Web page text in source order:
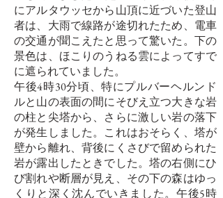
にアルタウッセから山頂に近づいた登山
者は、大雨で線路が途切れたため、電車
の交通が聞こえたと思って驚いた。下の
景色は、ほこりのうねる雲によってすで
に遮られていました。
午後4時30分頃、特にプルバーヘルンド
ルと山の表面の間にそびえ立つ大きな岩
の柱と尖塔から、さらに激しい岩の落下
が発生しました。これはおそらく、塔が
壁から離れ、背後にくさびで留められた
岩が露出したときでした。塔の右側にひ
び割れや断層が見え、その下の森はゆっ
くりと深く沈んでいきました。午後5時